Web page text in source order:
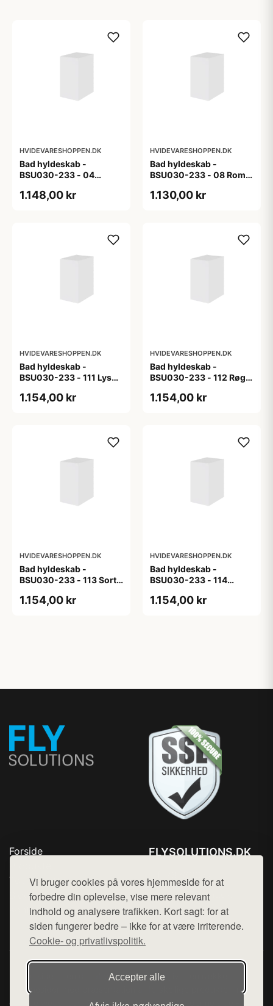
Vi bruger cookies på vores hjemmeside for at
forbedre din oplevelse, vise mere relevant
indhold og analysere trafikken. Kort sagt: for at
siden fungerer bedre – ikke for at være irriterende.
Cookie- og privatlivspolitik.
Accepter alle
HVIDEVARESHOPPEN.DK
Bad hyldeskab -
BSU030-233 - 04
1.148,00 kr
HVIDEVARESHOPPEN.DK
Bad hyldeskab -
BSU030-233 - 08 Roma
1.130,00 kr
HVIDEVARESHOPPEN.DK
Bad hyldeskab -
BSU030-233 - 111 Lys
1.154,00 kr
HVIDEVARESHOPPEN.DK
Bad hyldeskab -
BSU030-233 - 112 Røget
1.154,00 kr
HVIDEVARESHOPPEN.DK
Bad hyldeskab -
BSU030-233 - 113 Sort
1.154,00 kr
HVIDEVARESHOPPEN.DK
Bad hyldeskab -
BSU030-233 - 114
m/eg ABS-kant
1.154,00 kr
Forside
Top Rabatter
Blog
Kontakt
FLYSOLUTIONS.DK
Mail: hej@want.dk
Cookie- og privatlivspolitik
Denne side er en del af want.dk, der udgiver en række
hjemmesider med præsentation af forskellige produkter fra
diverse webshops. Der sælges ikke varer fra denne side - vi